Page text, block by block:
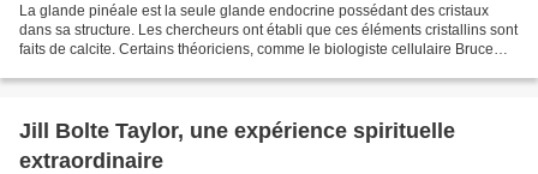
La glande pinéale est la seule glande endocrine possédant des cristaux
dans sa structure. Les chercheurs ont établi que ces éléments cristallins sont
faits de calcite. Certains théoriciens, comme le biologiste cellulaire Bruce
Jill Bolte Taylor, une expérience spirituelle
extraordinaire